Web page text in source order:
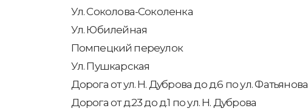
Ул. Соколова-Соколенка
Ул. Юбилейная
Помпецкий переулок
Ул. Пушкарская
Дорога от ул. Н. Дуброва до д.6 по ул. Фатьянова
Дорога от д.23 до д.1 по ул. Н. Дуброва